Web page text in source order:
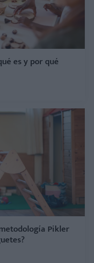
es y por qué
Pikler